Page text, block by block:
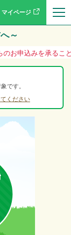
マイページ
～
みを承ること
です。
ください